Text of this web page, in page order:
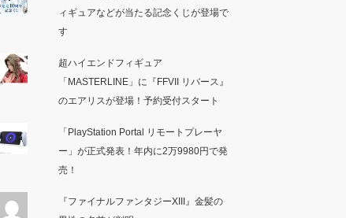
ィギュアなどが当たる記念くじが登場で
す
超ハイエンドフィギュア
「MASTERLINE」に『FFVII リバース』
のエアリスが登場！予約受付スタート
「PlayStation Portal リモートプレーヤ
ー」が正式発表！年内に2万9980円で発
売！
『ファイナルファンタジーXIII』金髪の